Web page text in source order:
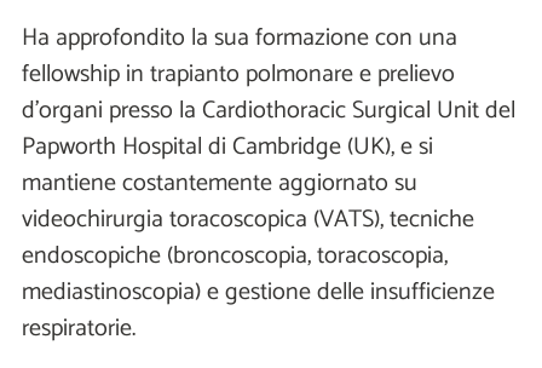
Ha approfondito la sua formazione con una
fellowship in trapianto polmonare e prelievo
d’organi presso la Cardiothoracic Surgical Unit del
Papworth Hospital di Cambridge (UK), e si
mantiene costantemente aggiornato su
videochirurgia toracoscopica (VATS), tecniche
endoscopiche (broncoscopia, toracoscopia,
mediastinoscopia) e gestione delle insufficienze
respiratorie.